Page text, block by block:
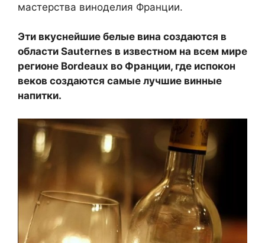
мастерства виноделия Франции.
Эти вкуснейшие белые вина создаются в
области Sauternes в известном на всем мире
регионе Bordeaux во Франции, где испокон
веков создаются самые лучшие винные
напитки.